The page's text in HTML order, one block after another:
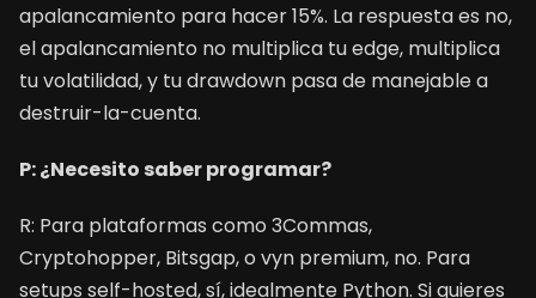
apalancamiento para hacer 15%. La respuesta es no,
el apalancamiento no multiplica tu edge, multiplica
tu volatilidad, y tu drawdown pasa de manejable a
destruir-la-cuenta.
P: ¿Necesito saber programar?
R: Para plataformas como 3Commas,
Cryptohopper, Bitsgap, o vyn premium, no. Para
setups self-hosted, sí, idealmente Python. Si quieres